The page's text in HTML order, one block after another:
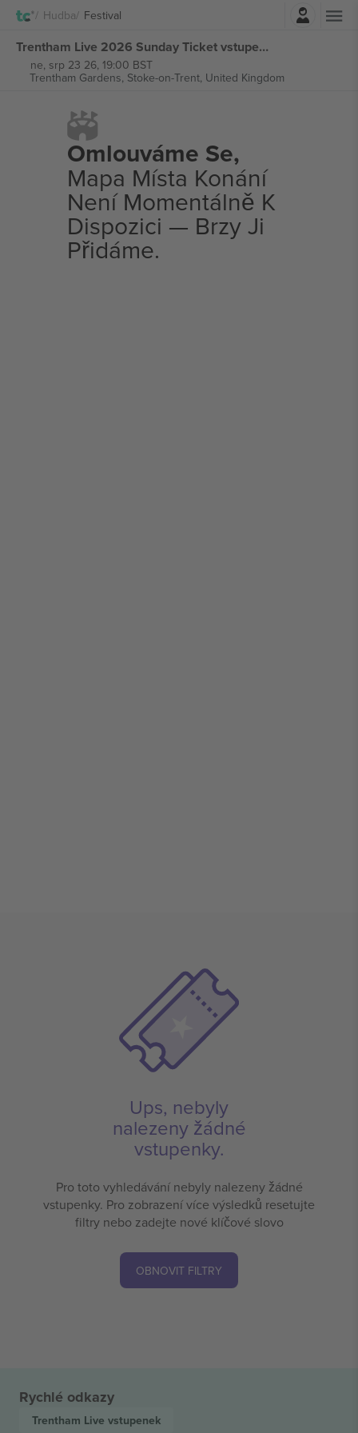
Hudba Festival
Trentham Live 2026 Sunday Ticket vstupenek
ne, srp 23 26, 19:00 BST
Trentham Gardens, Stoke-on-Trent, United Kingdom
Omlouváme Se,
Mapa Místa Konání
Není Momentálně K
Dispozici — Brzy Ji
Přidáme.
Ups, nebyly
nalezeny žádné
vstupenky.
Pro toto vyhledávání nebyly nalezeny žádné
vstupenky. Pro zobrazení více výsledků resetujte
filtry nebo zadejte nové klíčové slovo
OBNOVIT FILTRY
Rychlé odkazy
Trentham Live vstupenek